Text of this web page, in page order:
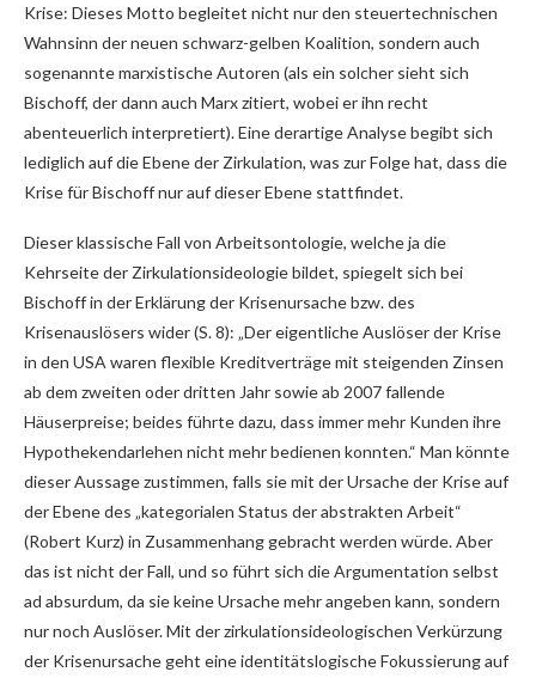
Krise: Dieses Motto begleitet nicht nur den steuertechnischen
Wahnsinn der neuen schwarz-gelben Koalition, sondern auch
sogenannte marxistische Autoren (als ein solcher sieht sich
Bischoff, der dann auch Marx zitiert, wobei er ihn recht
abenteuerlich interpretiert). Eine derartige Analyse begibt sich
lediglich auf die Ebene der Zirkulation, was zur Folge hat, dass die
Krise für Bischoff nur auf dieser Ebene stattfindet.
Dieser klassische Fall von Arbeitsontologie, welche ja die
Kehrseite der Zirkulationsideologie bildet, spiegelt sich bei
Bischoff in der Erklärung der Krisenursache bzw. des
Krisenauslösers wider (S. 8): „Der eigentliche Auslöser der Krise
in den USA waren flexible Kreditverträge mit steigenden Zinsen
ab dem zweiten oder dritten Jahr sowie ab 2007 fallende
Häuserpreise; beides führte dazu, dass immer mehr Kunden ihre
Hypothekendarlehen nicht mehr bedienen konnten.“ Man könnte
dieser Aussage zustimmen, falls sie mit der Ursache der Krise auf
der Ebene des „kategorialen Status der abstrakten Arbeit“
(Robert Kurz) in Zusammenhang gebracht werden würde. Aber
das ist nicht der Fall, und so führt sich die Argumentation selbst
ad absurdum, da sie keine Ursache mehr angeben kann, sondern
nur noch Auslöser. Mit der zirkulationsideologischen Verkürzung
der Krisenursache geht eine identitätslogische Fokussierung auf